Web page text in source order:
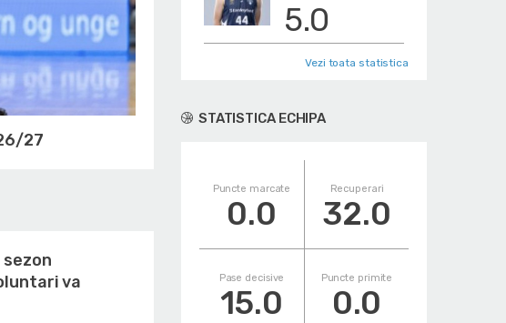
27
va
5.0
Vezi toata statistica
STATISTICA ECHIPA
Puncte marcate
0.0
Recuperari
32.0
Pase decisive
15.0
Puncte primite
0.0